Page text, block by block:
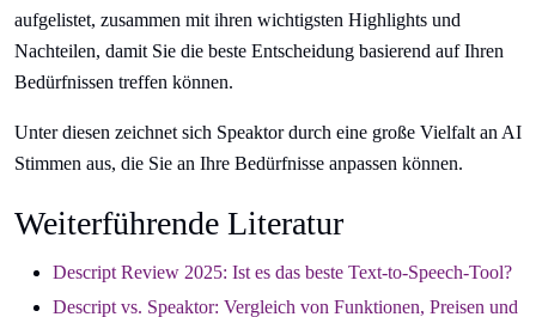
aufgelistet, zusammen mit ihren wichtigsten Highlights und
Nachteilen, damit Sie die beste Entscheidung basierend auf Ihren
Bedürfnissen treffen können.
Unter diesen zeichnet sich Speaktor durch eine große Vielfalt an AI
Stimmen aus, die Sie an Ihre Bedürfnisse anpassen können.
Weiterführende Literatur
Descript Review 2025: Ist es das beste Text-to-Speech-Tool?
Descript vs. Speaktor: Vergleich von Funktionen, Preisen und